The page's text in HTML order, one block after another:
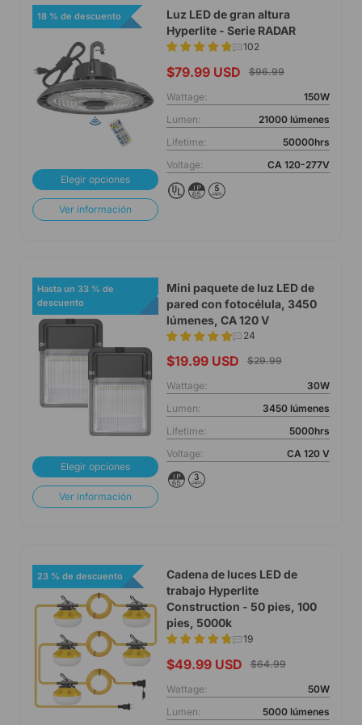
18 % de descuento
Elegir opciones
Ver información
Luz LED de gran altura
Hyperlite - Serie RADAR
102
$79.99 USD $96.99
Wattage:
150W
Lumen:
21000 lúmenes
Lifetime:
50000hrs
Voltage:
CA 120-277V
Hasta un 33 % de
descuento
Elegir opciones
Ver información
Mini paquete de luz LED de
pared con fotocélula, 3450
lúmenes, CA 120 V
24
$19.99 USD $29.99
Wattage:
30W
Lumen:
3450 lúmenes
Lifetime:
5000hrs
Voltage:
CA 120 V
23 % de descuento
Cadena de luces LED de
trabajo Hyperlite
Construction - 50 pies, 100
pies, 5000k
19
$49.99 USD $64.99
Wattage:
50W
Lumen:
5000 lúmenes